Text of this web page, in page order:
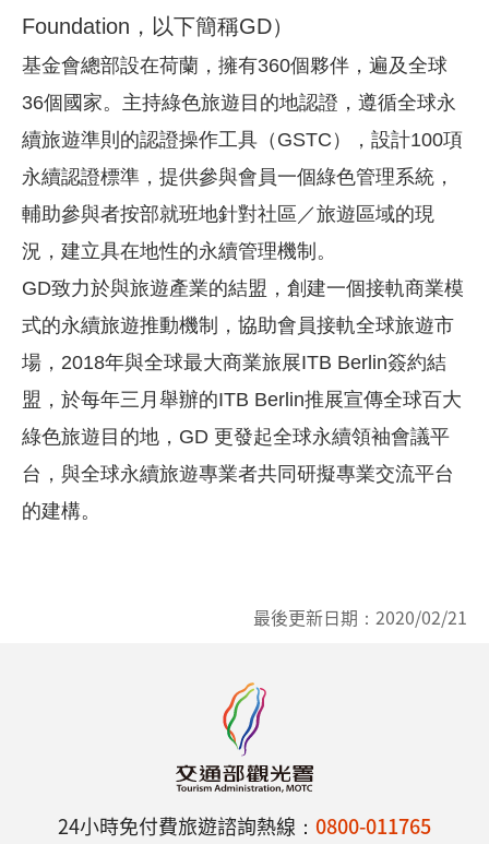
Foundation， 以下簡稱GD）
基金會總部設在荷蘭，擁有360個夥伴，遍及全球
36個國家。主持綠色旅遊目的地認證，遵循全球永
續旅遊準則的認證操作工具（GSTC），設計100項
永續認證標準，提供參與會員一個綠色管理系統，
輔助參與者按部就班地針對社區／旅遊區域的現
況，建立具在地性的永續管理機制。
GD致力於與旅遊產業的結盟，創建一個接軌商業模
式的永續旅遊推動機制，協助會員接軌全球旅遊市
場，2018年與全球最大商業旅展ITB Berlin簽約結
盟，於每年三月舉辦的ITB Berlin推展宣傳全球百大
綠色旅遊目的地，GD 更發起全球永續領袖會議平
台，與全球永續旅遊專業者共同研擬專業交流平台
的建構。
最後更新日期： 2020/02/21
24小時免付費旅遊諮詢熱線： 0800-011765